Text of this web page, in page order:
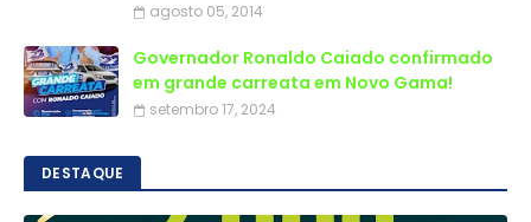
agosto 05, 2014
Governador Ronaldo Caiado confirmado
em grande carreata em Novo Gama!
setembro 17, 2024
DESTAQUE